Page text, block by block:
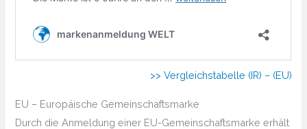
>> Vergleichstabelle (IR) – (EU)
EU – Europäische Gemeinschaftsmarke
Durch die Anmeldung einer EU-Gemeinschaftsmarke erhält